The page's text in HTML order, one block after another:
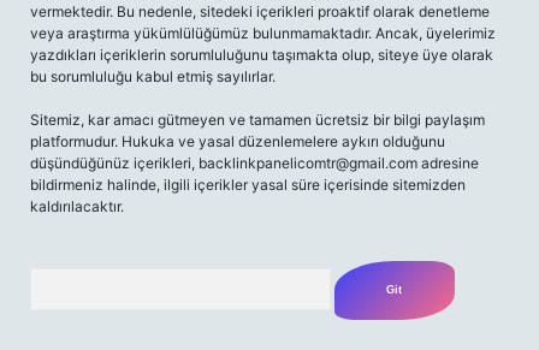
vermektedir. Bu nedenle, sitedeki içerikleri proaktif olarak denetleme
veya araştırma yükümlülüğümüz bulunmamaktadır. Ancak, üyelerimiz
yazdıkları içeriklerin sorumluluğunu taşımakta olup, siteye üye olarak
bu sorumluluğu kabul etmiş sayılırlar.
Sitemiz, kar amacı gütmeyen ve tamamen ücretsiz bir bilgi paylaşım
platformudur. Hukuka ve yasal düzenlemelere aykırı olduğunu
düşündüğünüz içerikleri, backlinkpanelicomtr@gmail.com adresine
bildirmeniz halinde, ilgili içerikler yasal süre içerisinde sitemizden
kaldırılacaktır.